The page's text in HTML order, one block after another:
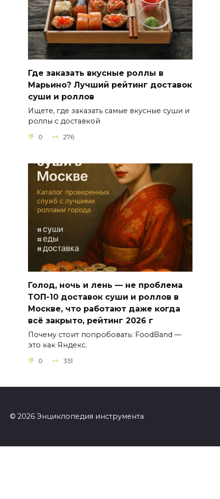
Где заказать вкусные роллы в
Марьино? Лучший рейтинг доставок
суши и роллов
Ищете, где заказать самые вкусные суши и
роллы с доставкой
0 276
Голод, ночь и лень — не проблема
ТОП-10 доставок суши и роллов в
Москве, что работают даже когда
всё закрыто, рейтинг 2026 г
Почему стоит попробовать: FoodBand —
это как Яндекс.
0 351
© 2026 Энциклопедия инструмента